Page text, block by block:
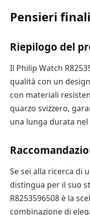
Pensieri finali
Riepilogo del
Il Philip Watch
qualità con un
con materiali
quarzo svizzero,
una lunga durata
Se sei alla ricerca di
distingua per il suo
R8253596508 è la
combinazione di